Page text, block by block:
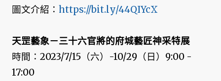
圖文介紹： https://bit.ly/44QIYcX
天罡藝象－三十六官將的府城藝匠神采特展
時間：2023/7/15（六）-10/29（日）9:00 -
17:00